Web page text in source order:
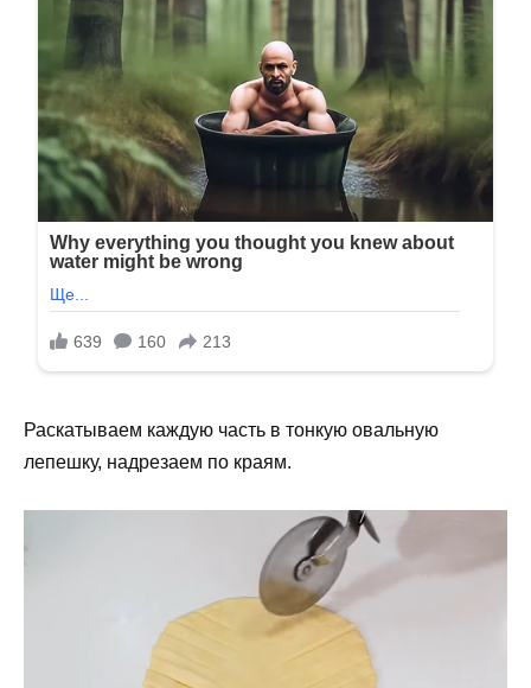
Раскатываем каждую часть в тонкую овальную
лепешку, надрезаем по краям.